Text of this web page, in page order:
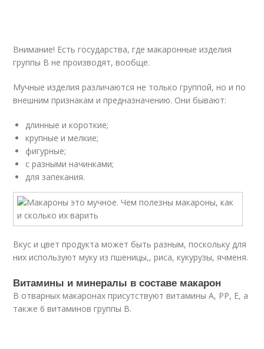
Внимание! Есть государства, где макаронные изделия
группы В не производят, вообще.
Мучные изделия различаются не только группой, но и по
внешним признакам и предназначению. Они бывают:
длинные и короткие;
крупные и мелкие;
фигурные;
с разными начинками;
для запекания.
Вкус и цвет продукта может быть разным, поскольку для
них используют муку из пшеницы,, риса, кукурузы, ячменя.
Витамины и минералы в составе макарон
В отварных макаронах присутствуют витамины А, РР, Е, а
также 6 витаминов группы В.